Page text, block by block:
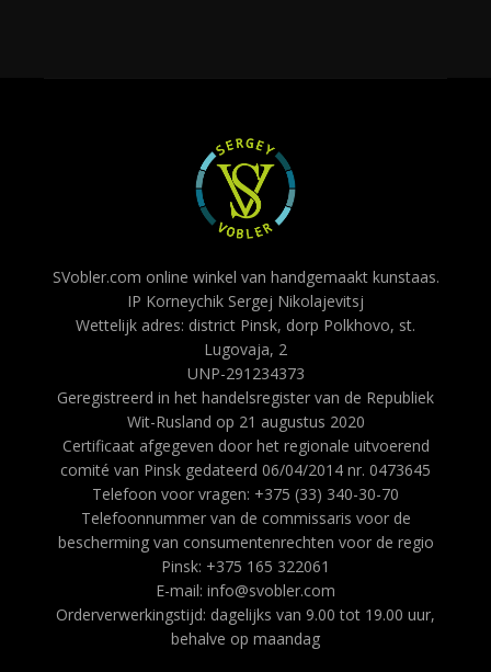
SVobler.com online winkel van handgemaakt kunstaas.
IP Korneychik Sergej Nikolajevitsj
Wettelijk adres: district Pinsk, dorp Polkhovo, st.
Lugovaja, 2
UNP-291234373
Geregistreerd in het handelsregister van de Republiek
Wit-Rusland op 21 augustus 2020
Certificaat afgegeven door het regionale uitvoerend
comité van Pinsk gedateerd 06/04/2014 nr. 0473645
Telefoon voor vragen: +375 (33) 340-30-70
Telefoonnummer van de commissaris voor de
bescherming van consumentenrechten voor de regio
Pinsk: +375 165 322061
E-mail: info@svobler.com
Orderverwerkingstijd: dagelijks van 9.00 tot 19.00 uur,
behalve op maandag